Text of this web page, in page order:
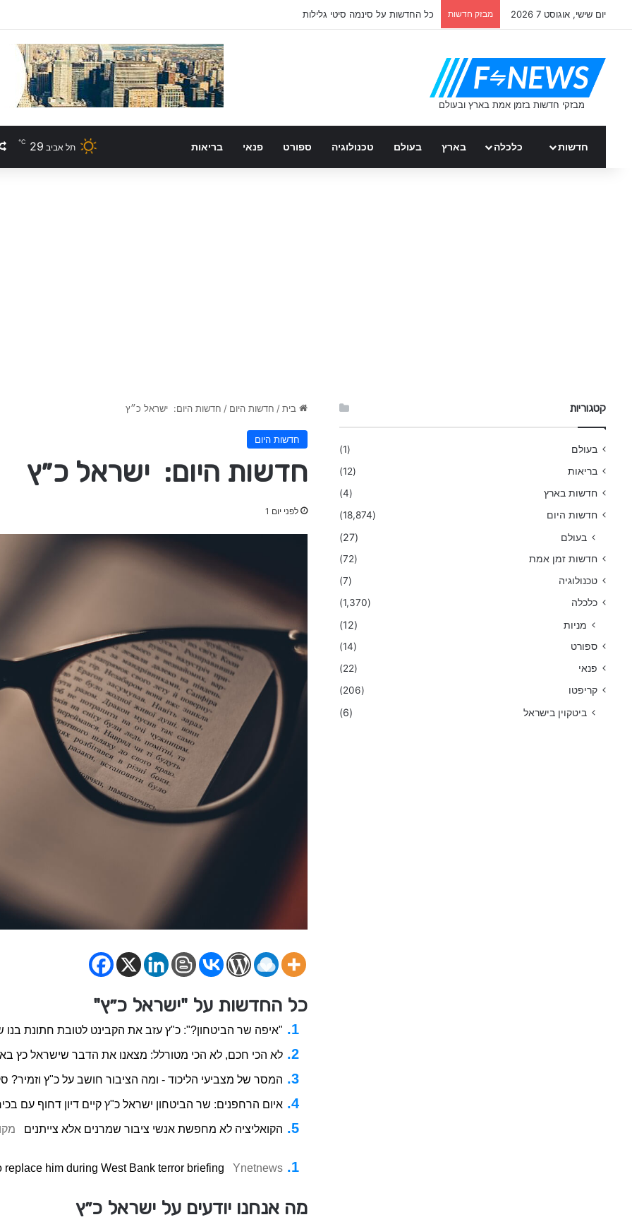
יום שישי, אוגוסט 7 2026 מבזק חדשות כל החדשות על סינמה סיטי גלילות
חדשות כלכלה בארץ בעולם טכנולוגיה ספורט פנאי בריאות תל אביב 29
℃
בית / חדשות היום / חדשות היום: ישראל כ״ץ
חדשות היום
חדשות היום: ישראל כ״ץ
לפני יום 1
כל החדשות על "ישראל כ״ץ"
"איפה שר הביטחון?": כ"ץ עזב את הקבינט לטובת חתונת בנו
לא הכי חכם, לא הכי מטורלל: מצאנו את הדבר שישראל כץ
המסר של מצביעי הליכוד - ומה הציבור חושב על כ"ץ וזמיר?
איום הרחפנים: שר הביטחון ישראל כ"ץ קיים דיון דחוף עם
הקואליציה לא מחפשת אנשי ציבור שמרנים אלא צייתנים
him during West Bank terror briefing Ynetnews
מה אנחנו יודעים על ישראל כ״ץ
קטגוריות
בעולם
(1)
בריאות
(12)
חדשות בארץ
(4)
חדשות היום
(18,874)
בעולם (27)
חדשות זמן אמת
(72)
טכנולוגיה
(7)
כלכלה
(1,370)
מניות (12)
ספורט
(14)
פנאי
(22)
קריפטו
(206)
ביטקוין בישראל (6)